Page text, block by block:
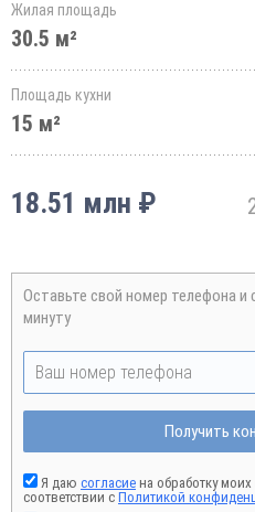
Жилая площадь
30.5 м²
Площадь кухни
15 м²
18.51 млн ₽
Оставьте свой номер телефона и
минуту
Получить
Я даю согласие на обработку
соответствии с Политикой